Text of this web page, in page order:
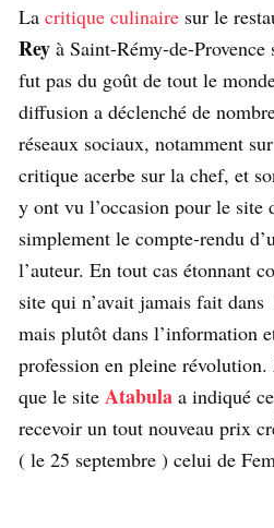
La critique culinaire sur le
Rey à Saint-Rémy-de-Provence
fut pas du goût de tout le
diffusion a déclenché de
réseaux sociaux, notamment
critique acerbe sur la chef, et
y ont vu l’occasion pour le site
simplement le compte-rendu
l’auteur. En tout cas étonnant
site qui n’avait jamais fait
mais plutôt dans l’information
profession en pleine
que le site Atabula a indiqué
recevoir un tout nouveau prix
( le 25 septembre ) celui de